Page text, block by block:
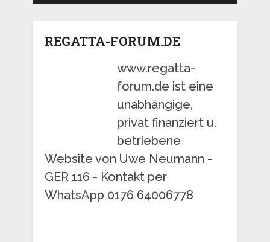
REGATTA-FORUM.DE
www.regatta-
forum.de ist eine
unabhängige,
privat finanziert u.
betriebene
Website von Uwe Neumann -
GER 116 - Kontakt per
WhatsApp 0176 64006778